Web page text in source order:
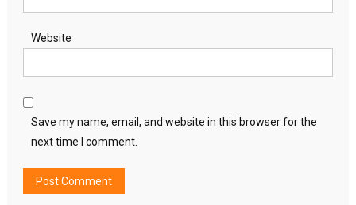
Website
Save my name, email, and website in this browser for the
next time I comment.